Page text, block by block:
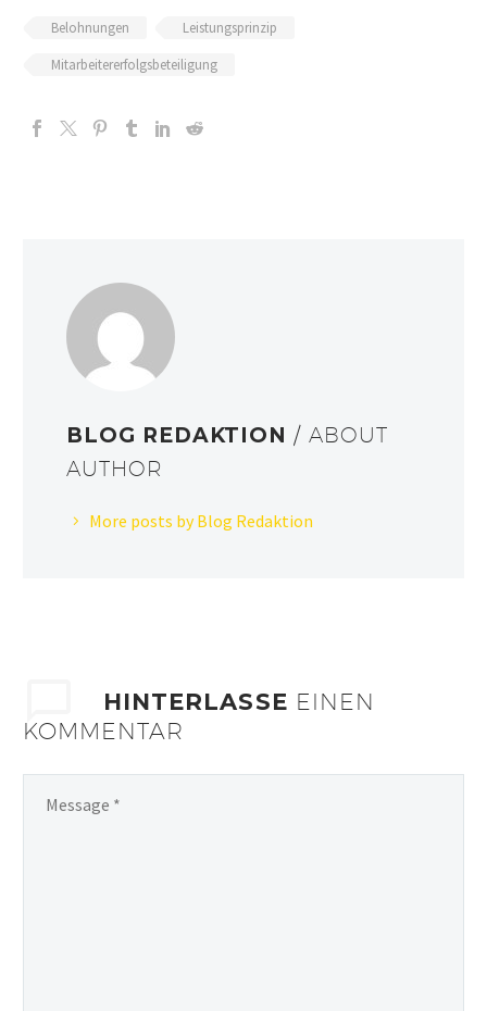
Belohnungen
Leistungsprinzip
Mitarbeitererfolgsbeteiligung
BLOG REDAKTION/ ABOUT
AUTHOR
More posts by Blog Redaktion
HINTERLASSE EINEN
KOMMENTAR